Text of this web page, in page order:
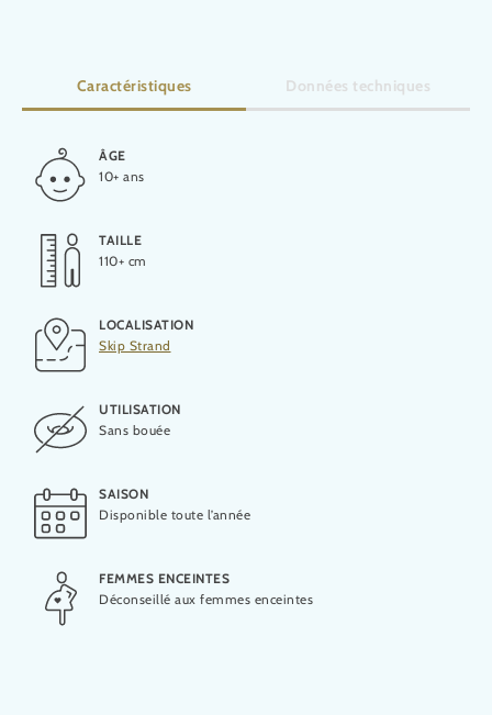
Caractéristiques Données techniques
ÂGE
10+ ans
TAILLE
110+ cm
LOCALISATION
Skip Strand
UTILISATION
Sans bouée
SAISON
Disponible toute l’année
FEMMES ENCEINTES
Déconseillé aux femmes enceintes
HAUTEUR
3,30 m
LONGUEUR
16 m
OUVERTURE
2019
CONSTRUCTEUR
Aquarena
CAPACITÉ MAXIMALE
3 personnes
CAPACITÉ HORAIRE
500 personnes par heure